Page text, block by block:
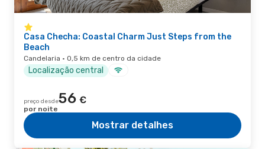
Casa Checha: Coastal Charm Just Steps from the
Beach
Candelaria · 0,5 km de centro da cidade
Localização central
preço desde56 €
por noite
Mostrar detalhes